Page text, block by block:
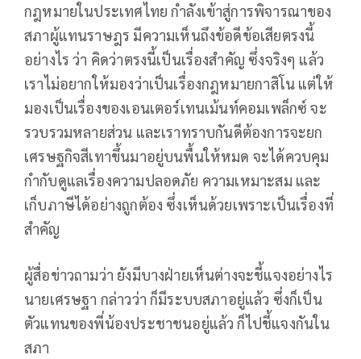
กฎหมายในประเทศไทย กำลังเข้าสู่การพิจารณาของ
สภาผู้แทนราษฎร มีความเห็นถึงข้อดีข้อเสียตรงนี้
อย่างไร ว่า คิดว่าตรงนี้เป็นเรื่องสำคัญ ซึ่งจริงๆ แล้ว
เราไม่อยากให้มองว่าเป็นเรื่องกฎหมายกาสิโน แต่ให้
มองเป็นเรื่องของเอนเตอร์เทนเม้นท์คอมเพล็กซ์ จะ
รวบรวมหลายส่วน และเราทราบกันดีต้องการจะยก
เศรษฐกิจสีเทาขึ้นมาอยู่บนพื้นให้หมด จะได้ควบคุม
กำกับดูแลเรื่องความปลอดภัย ความเหมาะสม และ
เก็บภาษีได้อย่างถูกต้อง ซึ่งเห็นด้วยเพราะเป็นเรื่องที่
สำคัญ
ผู้สื่อข่าวถามว่า ยังมีบางฝ่ายเห็นต่างจะชี้แจงอย่างไร
นายเศรษฐา กล่าวว่า ก็มีระบบสภาอยู่แล้ว ซึ่งก็เป็น
ตัวแทนของพี่น้องประชาชนอยู่แล้ว ก็ไปชี้แจงกันใน
สภา